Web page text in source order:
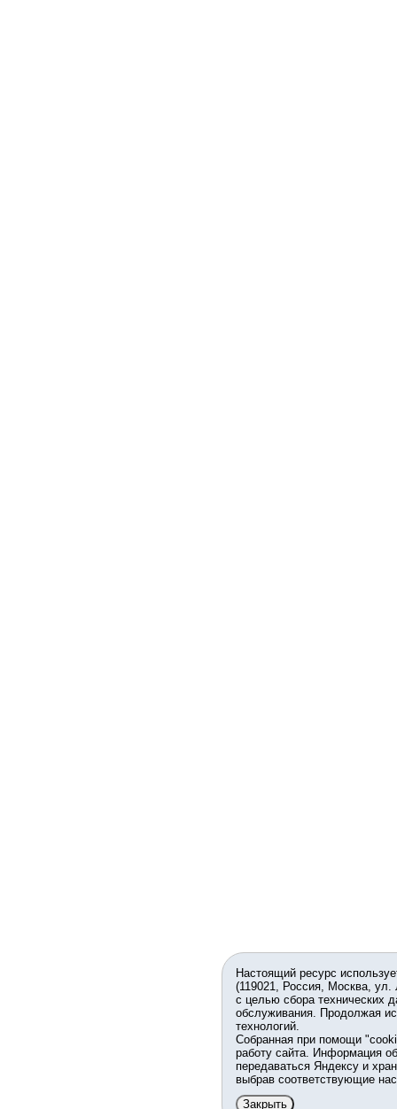
Настоящий ресурс
(119021, Россия, Москва,
с целью сбора технических
обслуживания. Продолжая
технологий.
Собранная при помощи
работу сайта. Информация
передаваться Яндексу и
выбрав соответствующие
Закрыть